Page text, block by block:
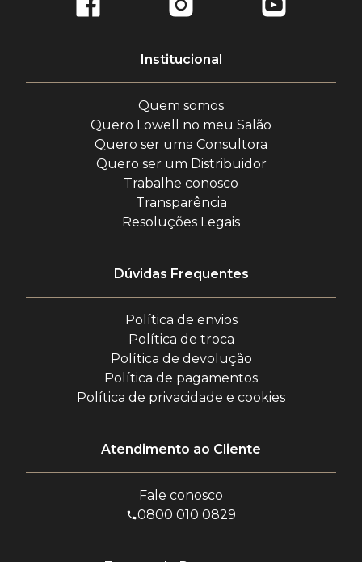
Institucional
Quem somos
Quero Lowell no meu Salão
Quero ser uma Consultora
Quero ser um Distribuidor
Trabalhe conosco
Transparência
Resoluções Legais
Dúvidas Frequentes
Política de envios
Política de troca
Política de devolução
Política de pagamentos
Política de privacidade e cookies
Atendimento ao Cliente
Fale conosco
0800 010 0829